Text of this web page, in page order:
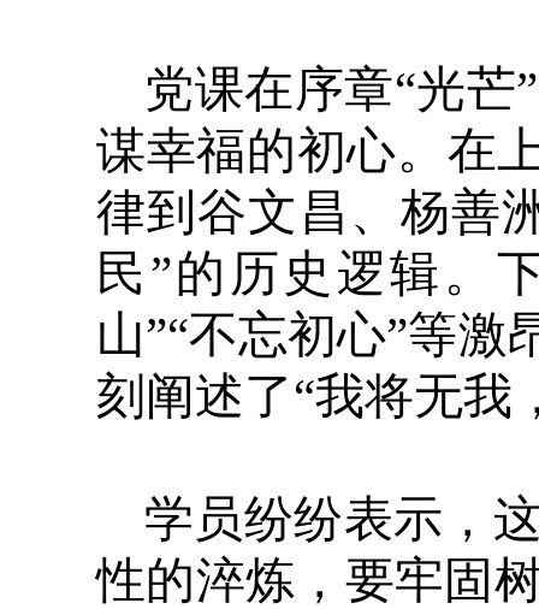
党课在序章“光
谋幸福的初心。在
律到谷文昌、杨善
民”的历史逻辑。
山”“不忘初心”等
刻阐述了“我将无我
学员纷纷表示，
性的淬炼，要牢固